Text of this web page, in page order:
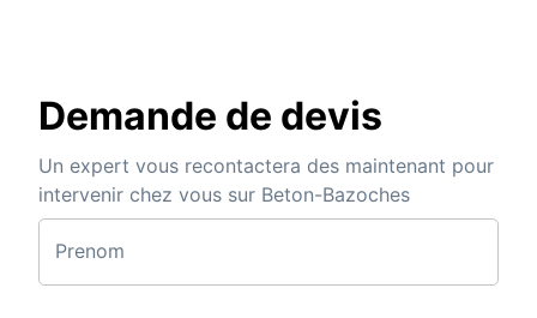
Demande de devis
Un expert vous recontactera des maintenant pour
intervenir chez vous sur Beton-Bazoches
Prenom